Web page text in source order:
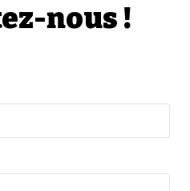
nous !